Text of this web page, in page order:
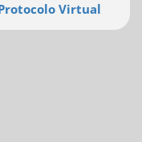
Virtual